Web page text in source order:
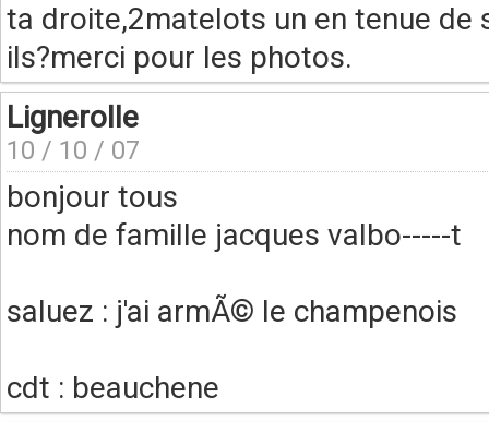
ta droite,2matelots un en tenue
ils?merci pour les photos.
Lignerolle
10 / 10 / 07
bonjour tous
nom de famille jacques valbo-----t
saluez : j'ai armÃ© le champenois
cdt : beauchene